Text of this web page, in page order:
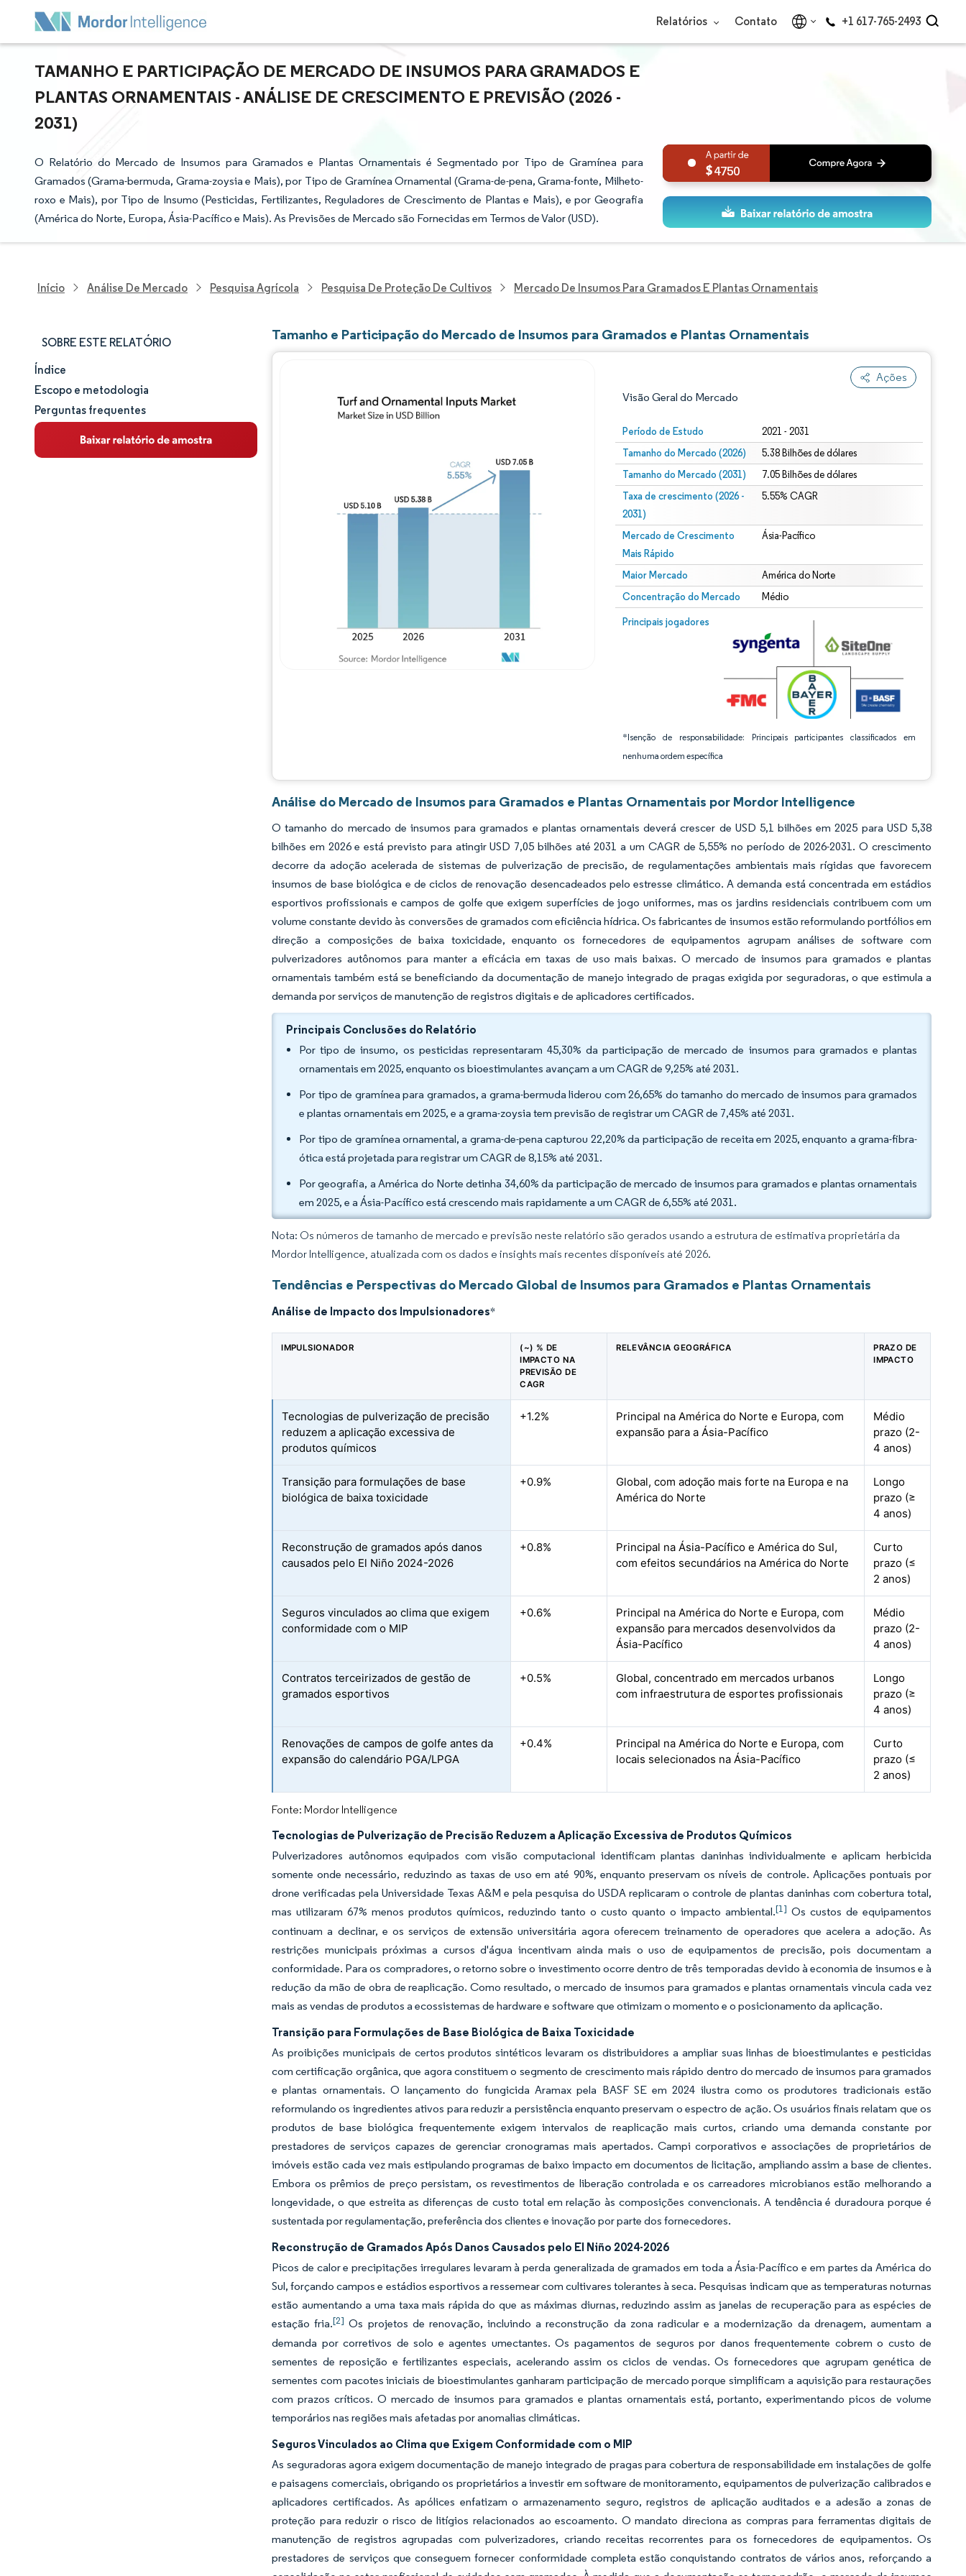
Relatórios Contato +1 617-765-2493
TAMANHO E PARTICIPAÇÃO DE MERCADO DE INSUMOS PARA GRAMADOS E
PLANTAS ORNAMENTAIS - ANÁLISE DE CRESCIMENTO E PREVISÃO (2026 -
2031)
O Relatório do Mercado de Insumos para Gramados e Plantas Ornamentais é Segmentado por Tipo de Gramínea para
Gramados (Grama-bermuda, Grama-zoysia e Mais), por Tipo de Gramínea Ornamental (Grama-de-pena, Grama-fonte, Milheto-
roxo e Mais), por Tipo de Insumo (Pesticidas, Fertilizantes, Reguladores de Crescimento de Plantas e Mais), e por Geografia
(América do Norte, Europa, Ásia-Pacífico e Mais). As Previsões de Mercado são Fornecidas em Termos de Valor (USD).
4750
Início Análise De Mercado Pesquisa Agrícola Pesquisa De Proteção De Cultivos Mercado De Insumos Para Gramados E Plantas Ornamentais
SOBRE ESTE RELATÓRIO
Tamanho e participação de mercado
Análise de mercado
Tendências e insights
Índice
Escopo e metodologia
Perguntas frequentes
Tamanho e Participação do Mercado de Insumos para Gramados e Plantas Ornamentais
Ações
Visão Geral do Mercado
Período de Estudo 2021 - 2031
Tamanho do Mercado (2026) 5.38 Bilhões de dólares
Tamanho do Mercado (2031) 7.05 Bilhões de dólares
Taxa de crescimento (2026 -
2031)
5.55% CAGR
Mercado de Crescimento
Mais Rápido
Ásia-Pacífico
Maior Mercado América do Norte
Concentração do Mercado Médio
Principais jogadores
*Isenção de responsabilidade: Principais participantes classificados em
nenhuma ordem específica
Imagem © Mordor Intelligence. O reuso requer atribuição conforme CC BY 4.0.
Imagem © Mordor Intelligence. O reuso requer atribuição conforme CC BY 4.0.
Análise do Mercado de Insumos para Gramados e Plantas Ornamentais por Mordor Intelligence
O tamanho do mercado de insumos para gramados e plantas ornamentais deverá crescer de USD 5,1 bilhões em 2025 para USD 5,38
bilhões em 2026 e está previsto para atingir USD 7,05 bilhões até 2031 a um CAGR de 5,55% no período de 2026-2031. O crescimento
decorre da adoção acelerada de sistemas de pulverização de precisão, de regulamentações ambientais mais rígidas que favorecem
insumos de base biológica e de ciclos de renovação desencadeados pelo estresse climático. A demanda está concentrada em estádios
esportivos profissionais e campos de golfe que exigem superfícies de jogo uniformes, mas os jardins residenciais contribuem com um
volume constante devido às conversões de gramados com eficiência hídrica. Os fabricantes de insumos estão reformulando portfólios em
direção a composições de baixa toxicidade, enquanto os fornecedores de equipamentos agrupam análises de software com
pulverizadores autônomos para manter a eficácia em taxas de uso mais baixas. O mercado de insumos para gramados e plantas
ornamentais também está se beneficiando da documentação de manejo integrado de pragas exigida por seguradoras, o que estimula a
demanda por serviços de manutenção de registros digitais e de aplicadores certificados.
Principais Conclusões do Relatório
Por tipo de insumo, os pesticidas representaram 45,30% da participação de mercado de insumos para gramados e plantas
ornamentais em 2025, enquanto os bioestimulantes avançam a um CAGR de 9,25% até 2031.
Por tipo de gramínea para gramados, a grama-bermuda liderou com 26,65% do tamanho do mercado de insumos para gramados
e plantas ornamentais em 2025, e a grama-zoysia tem previsão de registrar um CAGR de 7,45% até 2031.
Por tipo de gramínea ornamental, a grama-de-pena capturou 22,20% da participação de receita em 2025, enquanto a grama-fibra-
ótica está projetada para registrar um CAGR de 8,15% até 2031.
Por geografia, a América do Norte detinha 34,60% da participação de mercado de insumos para gramados e plantas ornamentais
em 2025, e a Ásia-Pacífico está crescendo mais rapidamente a um CAGR de 6,55% até 2031.
Nota: Os números de tamanho de mercado e previsão neste relatório são gerados usando a estrutura de estimativa proprietária da
Mordor Intelligence, atualizada com os dados e insights mais recentes disponíveis até 2026.
Tendências e Perspectivas do Mercado Global de Insumos para Gramados e Plantas Ornamentais
Análise de Impacto dos Impulsionadores*
IMPULSIONADOR
(~) % DE
IMPACTO NA
PREVISÃO DE
CAGR
RELEVÂNCIA GEOGRÁFICA
PRAZO DE
IMPACTO
Tecnologias de pulverização de precisão
reduzem a aplicação excessiva de
produtos químicos
+1.2%
Principal na América do Norte e Europa, com
expansão para a Ásia-Pacífico
Médio
prazo (2-
4 anos)
Transição para formulações de base
biológica de baixa toxicidade
+0.9%
Global, com adoção mais forte na Europa e na
América do Norte
Longo
prazo (≥
4 anos)
Reconstrução de gramados após danos
causados pelo El Niño 2024-2026
+0.8%
Principal na Ásia-Pacífico e América do Sul,
com efeitos secundários na América do Norte
Curto
prazo (≤
2 anos)
Seguros vinculados ao clima que exigem
conformidade com o MIP
+0.6%
Principal na América do Norte e Europa, com
expansão para mercados desenvolvidos da
Ásia-Pacífico
Médio
prazo (2-
4 anos)
Contratos terceirizados de gestão de
gramados esportivos
+0.5%
Global, concentrado em mercados urbanos
com infraestrutura de esportes profissionais
Longo
prazo (≥
4 anos)
Renovações de campos de golfe antes da
expansão do calendário PGA/LPGA
+0.4%
Principal na América do Norte e Europa, com
locais selecionados na Ásia-Pacífico
Curto
prazo (≤
2 anos)
Fonte: Mordor Intelligence
Tecnologias de Pulverização de Precisão Reduzem a Aplicação Excessiva de Produtos Químicos
Pulverizadores autônomos equipados com visão computacional identificam plantas daninhas individualmente e aplicam herbicida
somente onde necessário, reduzindo as taxas de uso em até 90%, enquanto preservam os níveis de controle. Aplicações pontuais por
drone verificadas pela Universidade Texas A&M e pela pesquisa do USDA replicaram o controle de plantas daninhas com cobertura total,
mas utilizaram 67% menos produtos químicos, reduzindo tanto o custo quanto o impacto ambiental.[1] Os custos de equipamentos
continuam a declinar, e os serviços de extensão universitária agora oferecem treinamento de operadores que acelera a adoção. As
restrições municipais próximas a cursos d'água incentivam ainda mais o uso de equipamentos de precisão, pois documentam a
conformidade. Para os compradores, o retorno sobre o investimento ocorre dentro de três temporadas devido à economia de insumos e à
redução da mão de obra de reaplicação. Como resultado, o mercado de insumos para gramados e plantas ornamentais vincula cada vez
mais as vendas de produtos a ecossistemas de hardware e software que otimizam o momento e o posicionamento da aplicação.
Transição para Formulações de Base Biológica de Baixa Toxicidade
As proibições municipais de certos produtos sintéticos levaram os distribuidores a ampliar suas linhas de bioestimulantes e pesticidas
com certificação orgânica, que agora constituem o segmento de crescimento mais rápido dentro do mercado de insumos para gramados
e plantas ornamentais. O lançamento do fungicida Aramax pela BASF SE em 2024 ilustra como os produtores tradicionais estão
reformulando os ingredientes ativos para reduzir a persistência enquanto preservam o espectro de ação. Os usuários finais relatam que os
produtos de base biológica frequentemente exigem intervalos de reaplicação mais curtos, criando uma demanda constante por
prestadores de serviços capazes de gerenciar cronogramas mais apertados. Campi corporativos e associações de proprietários de
imóveis estão cada vez mais estipulando programas de baixo impacto em documentos de licitação, ampliando assim a base de clientes.
Embora os prêmios de preço persistam, os revestimentos de liberação controlada e os carreadores microbianos estão melhorando a
longevidade, o que estreita as diferenças de custo total em relação às composições convencionais. A tendência é duradoura porque é
sustentada por regulamentação, preferência dos clientes e inovação por parte dos fornecedores.
Reconstrução de Gramados Após Danos Causados pelo El Niño 2024-2026
Picos de calor e precipitações irregulares levaram à perda generalizada de gramados em toda a Ásia-Pacífico e em partes da América do
Sul, forçando campos e estádios esportivos a ressemear com cultivares tolerantes à seca. Pesquisas indicam que as temperaturas noturnas
estão aumentando a uma taxa mais rápida do que as máximas diurnas, reduzindo assim as janelas de recuperação para as espécies de
estação fria.[2] Os projetos de renovação, incluindo a reconstrução da zona radicular e a modernização da drenagem, aumentam a
demanda por corretivos de solo e agentes umectantes. Os pagamentos de seguros por danos frequentemente cobrem o custo de
sementes de reposição e fertilizantes especiais, acelerando assim os ciclos de vendas. Os fornecedores que agrupam genética de
sementes com pacotes iniciais de bioestimulantes ganharam participação de mercado porque simplificam a aquisição para restaurações
com prazos críticos. O mercado de insumos para gramados e plantas ornamentais está, portanto, experimentando picos de volume
temporários nas regiões mais afetadas por anomalias climáticas.
Seguros Vinculados ao Clima que Exigem Conformidade com o MIP
As seguradoras agora exigem documentação de manejo integrado de pragas para cobertura de responsabilidade em instalações de golfe
e paisagens comerciais, obrigando os proprietários a investir em software de monitoramento, equipamentos de pulverização calibrados e
aplicadores certificados. As apólices enfatizam o armazenamento seguro, registros de aplicação auditados e a adesão a zonas de
proteção para reduzir o risco de litígios relacionados ao escoamento. O mandato direciona as compras para ferramentas digitais de
manutenção de registros agrupadas com pulverizadores, criando receitas recorrentes para os fornecedores de equipamentos. Os
prestadores de serviços que conseguem fornecer conformidade completa estão conquistando contratos de vários anos, reforçando a